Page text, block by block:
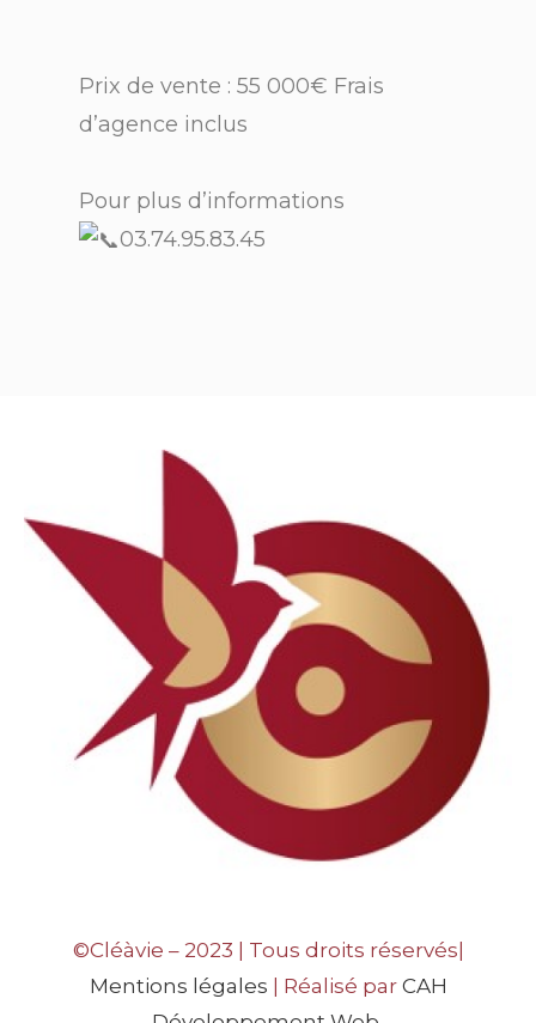
Prix de vente : 55 000€ Frais
d’agence inclus
Pour plus d’informations
03.74.95.83.45
©Cléàvie – 2023 | Tous droits réservés|
Mentions légales | Réalisé par CAH